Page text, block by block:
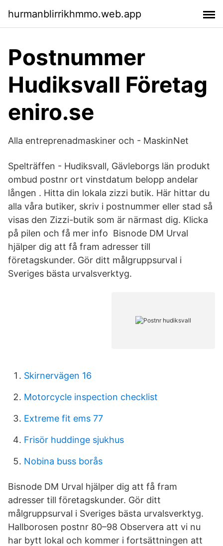
hurmanblirrikhmmo.web.app
Postnummer
Hudiksvall Företag
eniro.se
Alla entreprenadmaskiner och - MaskinNet
Spelträffen - Hudiksvall, Gävleborgs län produkt
ombud postnr ort vinstdatum belopp andelar
lången . Hitta din lokala zizzi butik. Här hittar du
alla våra butiker, skriv i postnummer eller stad så
visas den Zizzi-butik som är närmast dig. Klicka
på pilen och få mer info Bisnode DM Urval
hjälper dig att få fram adresser till
företagskunder. Gör ditt målgruppsurval i
Sveriges bästa urvalsverktyg.
Skirnervägen 16
Motorcycle inspection checklist
Extreme fit ems 77
Frisör huddinge sjukhus
Nobina buss borås
Bisnode DM Urval hjälper dig att få fram
adresser till företagskunder. Gör ditt
målgruppsurval i Sveriges bästa urvalsverktyg.
Hallborosen postnr 80–98 Observera att vi nu
har bytt lokal och kommer i fortsättningen att